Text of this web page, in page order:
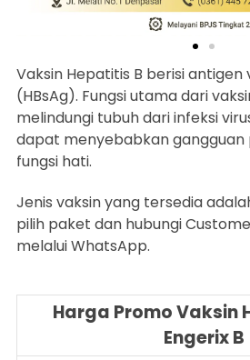
Vaksin Hepatitis B berisi antigen
(HBsAg). Fungsi utama dari
melindungi tubuh dari infeksi
dapat menyebabkan gangguan
fungsi hati.
Jenis vaksin yang tersedia
pilih paket dan hubungi
melalui WhatsApp.
Harga Promo Vaksin
Engerix B